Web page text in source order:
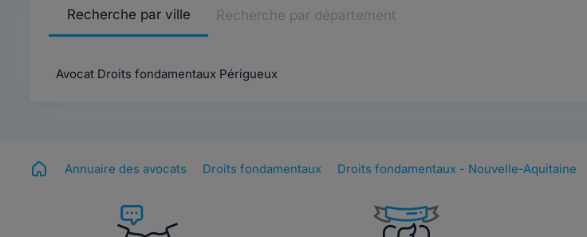
Recherche par ville Recherche par département
Avocat Droits fondamentaux Périgueux
Annuaire des avocats Droits fondamentaux Droits fondamentaux - Nouvelle-Aquitaine